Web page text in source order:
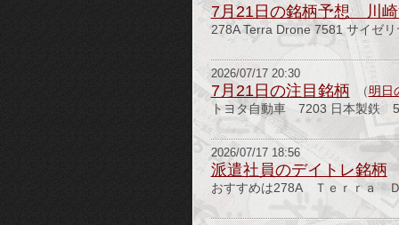
7月21日の銘柄予想 川
278A Terra Drone 7581 サイゼ
2026/07/17 20:30
7月21日の注目銘柄 （明日
トヨタ自動車 7203 日本製鉄
2026/07/17 18:56
派遣社員のデイトレ銘柄
おすすめは278A Ｔｅｒｒａ